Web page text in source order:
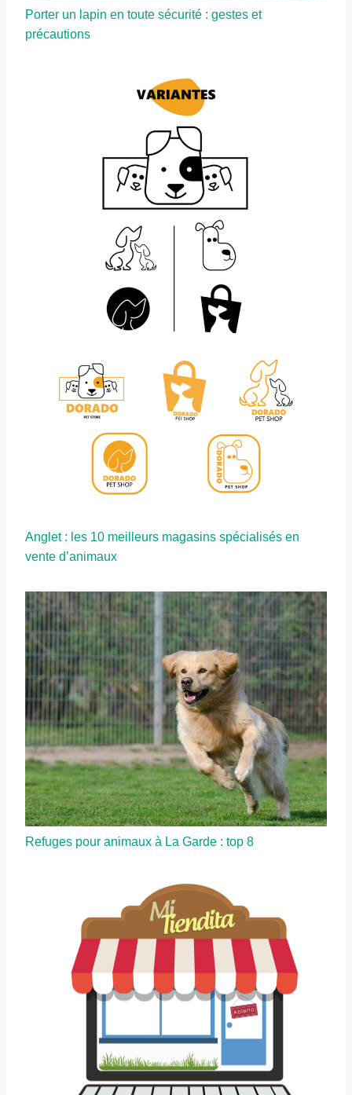
Porter un lapin en toute sécurité : gestes et
précautions
Anglet : les 10 meilleurs magasins spécialisés en
vente d’animaux
Refuges pour animaux à La Garde : top 8